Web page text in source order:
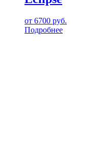
от 6700 руб.
Подробнее